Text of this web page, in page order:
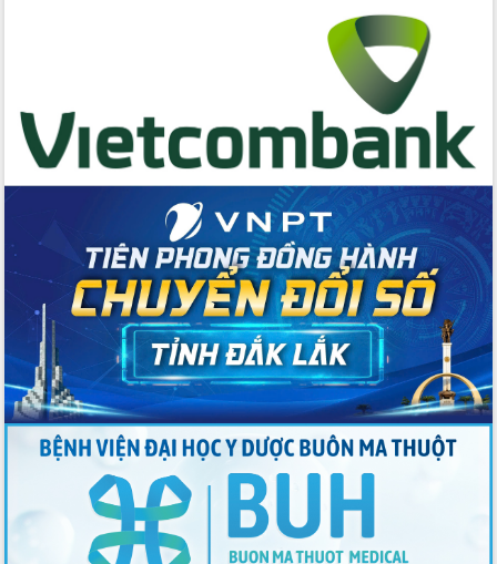
tâm đạt được mục tiêu tăng trưởng
hai con số trong năm 2026
Tổ chức trang trọng Lễ hội Đền thờ
Lương Văn Chánh năm 2026
Phó Bí thư Tỉnh ủy Đắk Lắk Đỗ Hữu
Huy giữ chức Bí thư Đảng ủy Ủy Ban
Nhân dân tỉnh
Bệnh án điện tử thúc đẩy chuyển đổi
số y tế tại Đắk Lắk
Chuyển đổi số thư viện: Mở rộng
không gian tri thức trong thời đại số
Đánh giá, rút kinh nghiệm công tác tổ
chức diễn tập trước ngày bầu cử
Chương trình “Gặp gỡ hữu nghị –
Friendship Meeting New Year 2026”
Bầu cử Quốc hội và HĐND: Cử tri Đắk
Lắk gửi gắm niềm tin, kỳ vọng vào lá
phiếu
Đắk Lắk sẵn sàng các điều kiện cho